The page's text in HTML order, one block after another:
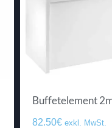
Buffetelement
82.50€ exkl. MwSt.